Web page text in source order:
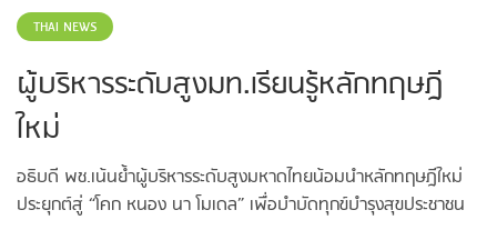
THAI NEWS
ผู้บริหารระดับสูงมท.เรียนรู้หลักทฤษฎี
ใหม่
อธิบดี พช.เน้นย้ำผู้บริหารระดับสูงมหาดไทยน้อมนำหลักทฤษฎีใหม่
ประยุกต์สู่ “โคก หนอง นา โมเดล” เพื่อบำบัดทุกข์บำรุงสุขประชาชน